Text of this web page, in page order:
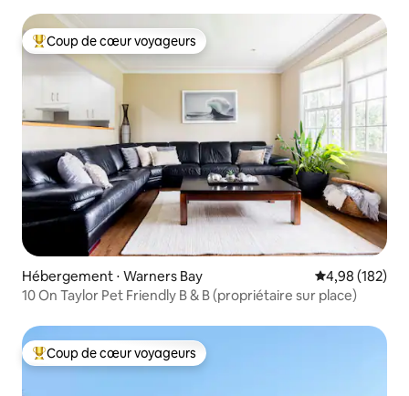
Coups de cœur voyageurs les plus appréciés
Coup de cœur voyageurs
Hébergement ⋅ Warners Bay Évaluation
4,98 (182)
10 On Taylor Pet Friendly B & B (propriétaire sur place)
Coups de cœur voyageurs les plus appréciés
Coup de cœur voyageurs